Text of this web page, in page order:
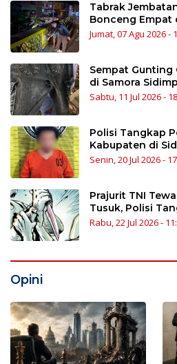
Tabrak
Bonceng Empat
Jumat, 07 Agu 2026 -
Sempat Gunting
di Samora
Sabtu, 11 Jul 2026 -
Polisi Tangkap
Kabupaten di
Senin, 20 Jul 2026 -
Prajurit TNI
Tusuk, Polisi
Rabu, 22 Jul 2026 -
Opini